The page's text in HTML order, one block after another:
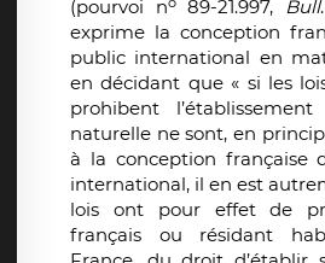
(pourvoi n 89-21.997, Bull
exprime la conception
public international en
en décidant que « si les
prohibent
naturelle ne sont, en
à la conception française
international, il en est
lois ont pour effet de
français ou résidant